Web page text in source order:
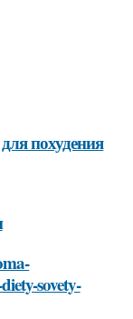
похудения
sovety-